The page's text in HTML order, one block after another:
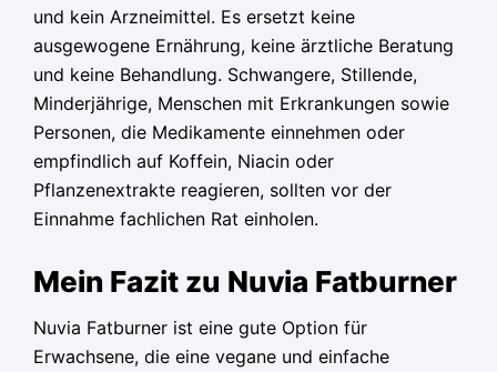
und kein Arzneimittel. Es ersetzt keine
ausgewogene Ernährung, keine ärztliche Beratung
und keine Behandlung. Schwangere, Stillende,
Minderjährige, Menschen mit Erkrankungen sowie
Personen, die Medikamente einnehmen oder
empfindlich auf Koffein, Niacin oder
Pflanzenextrakte reagieren, sollten vor der
Einnahme fachlichen Rat einholen.
Mein Fazit zu Nuvia Fatburner
Nuvia Fatburner ist eine gute Option für
Erwachsene, die eine vegane und einfache